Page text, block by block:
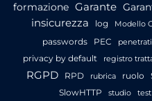
formazione Garante
insicurezza log Modello
passwords
PEC
privacy by default registro
RGPD RPD rubrica ruolo
SlowHTTP studio test